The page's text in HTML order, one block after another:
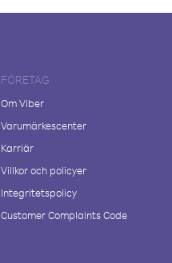
FÖRETAG
Om Viber
Varumärkescenter
Karriär
Villkor och policyer
Integritetspolicy
Customer Complaints Code